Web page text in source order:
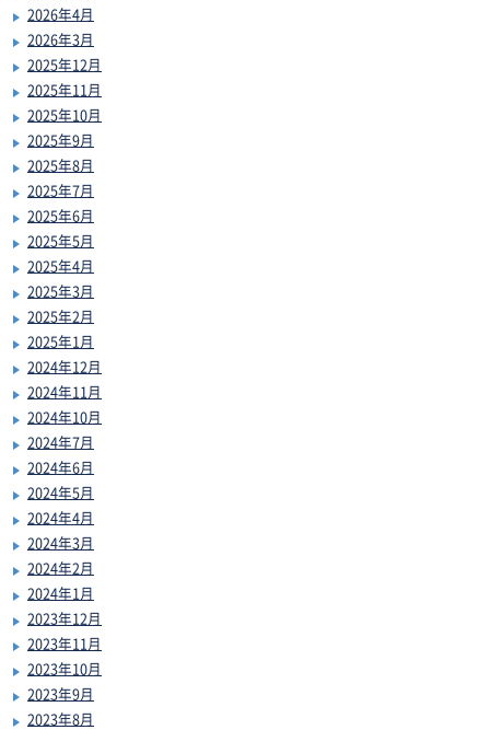
2026年4月
2026年3月
2025年12月
2025年11月
2025年10月
2025年9月
2025年8月
2025年7月
2025年6月
2025年5月
2025年4月
2025年3月
2025年2月
2025年1月
2024年12月
2024年11月
2024年10月
2024年7月
2024年6月
2024年5月
2024年4月
2024年3月
2024年2月
2024年1月
2023年12月
2023年11月
2023年10月
2023年9月
2023年8月